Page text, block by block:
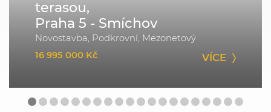
terasou,
Praha 5 - Smíchov
Novostavba, Podkrovní, Mezonetový
16 995 000 Kč
VÍCE